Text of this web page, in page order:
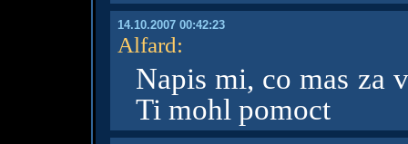
14.10.2007 00:42:23
Alfard:
Napis mi, co mas za
Ti mohl pomoct